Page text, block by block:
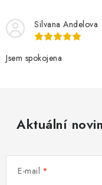
Silvana Andelova
Jsem spokojena
Aktuální
E-mail